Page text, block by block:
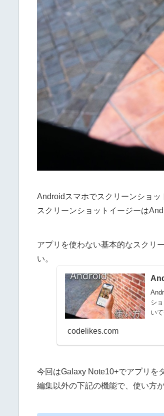
Androidスマホでスクリーンショッ
スクリーンショットイージーは
アプリを使わない基本的なスクリ
い。
シ
い
codelikes.com
今回はGalaxy Note10+でアプリを
編集以外の下記の機能で、使い方